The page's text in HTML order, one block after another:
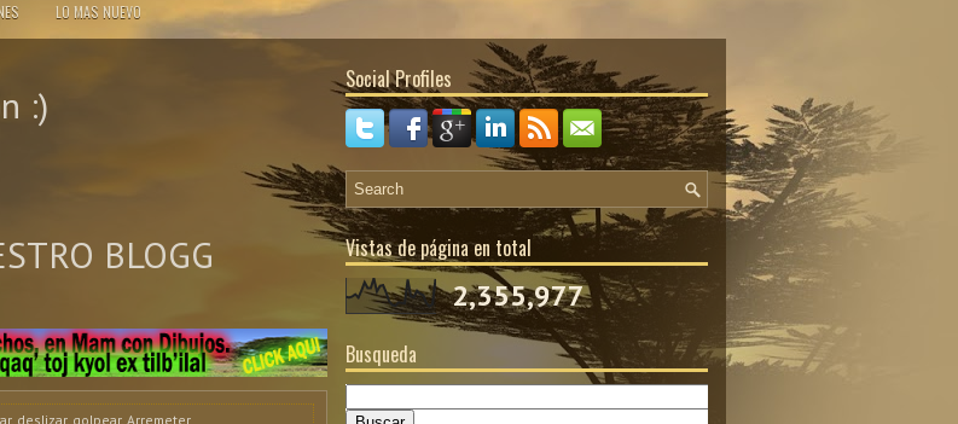
LO MAS NUEVO
:)
BLOGG
deslizar, golpear, Arremeter
Social Profiles
Vistas de página en total
2,355,977
Busqueda